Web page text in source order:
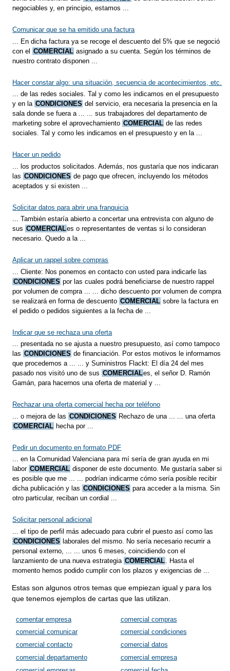
negociables y, en principio, estamos ...
Comunicar que se ha emitido una factura
... En dicha factura ya se recoge el descuento del 5% que se negoció
con el COMERCIAL asignado a su cuenta. Según los términos de
nuestro contrato disponen ...
Hacer constar algo: una situación, secuencia de acontecimientos, etc.
... de las redes sociales. Tal y como les indicamos en el presupuesto
y en la CONDICIONES del servicio, era necesaria la presencia en la
sala donde se fuera a ... ... sus trabajadores del departamento de
marketing sobre el aprovechamiento COMERCIAL de las redes
sociales. Tal y como les indicamos en el presupuesto y en la ...
Hacer un pedido
... los productos solicitados. Además, nos gustaría que nos indicaran
las CONDICIONES de pago que ofrecen, incluyendo los métodos
aceptados y si existen ...
Solicitar datos para abrir una franquicia
... También estaría abierto a concertar una entrevista con alguno de
sus COMERCIALes o representantes de ventas si lo consideran
necesario. Quedo a la ...
Aplicar un rappel sobre compras
... Cliente: Nos ponemos en contacto con usted para indicarle las
CONDICIONES por las cuales podrá beneficiarse de nuestro rappel
por volumen de compra ... ... dicho descuento por volumen de compra
se realizará en forma de descuento COMERCIAL sobre la factura en
el pedido o pedidos siguientes a la fecha de ...
Indicar que se rechaza una oferta
... presentada no se ajusta a nuestro presupuesto, así como tampoco
las CONDICIONES de financiación. Por estos motivos le informamos
que procedemos a ... ... y Suministros Flackt: El día 24 del mes
pasado nos visitó uno de sus COMERCIALes, el señor D. Ramón
Gamán, para hacernos una oferta de material y ...
Rechazar una oferta comercial hecha por teléfono
... o mejora de las CONDICIONES Rechazo de una ... ... una oferta
COMERCIAL hecha por ...
Pedir un documento en formato PDF
... en la Comunidad Valenciana para mí sería de gran ayuda en mi
labor COMERCIAL disponer de este documento. Me gustaría saber si
es posible que me ... ... podrían indicarme cómo sería posible recibir
dicha publicación y las CONDICIONES para acceder a la misma. Sin
otro particular, reciban un cordial ...
Solicitar personal adicional
... el tipo de perfil más adecuado para cubrir el puesto así como las
CONDICIONES laborales del mismo. No sería necesario recurrir a
personal externo, ... ... unos 6 meses, coincidiendo con el
lanzamiento de una nueva estrategia COMERCIAL . Hasta el
momento hemos podido cumplir con los plazos y exigencias de ...
Estas son algunos otros temas que empiezan igual y para los
que tenemos ejemplos de cartas que las utilizan.
comentar empresa
comercial compras
comercial comunicar
comercial condiciones
comercial contacto
comercial datos
comercial departamento
comercial empresa